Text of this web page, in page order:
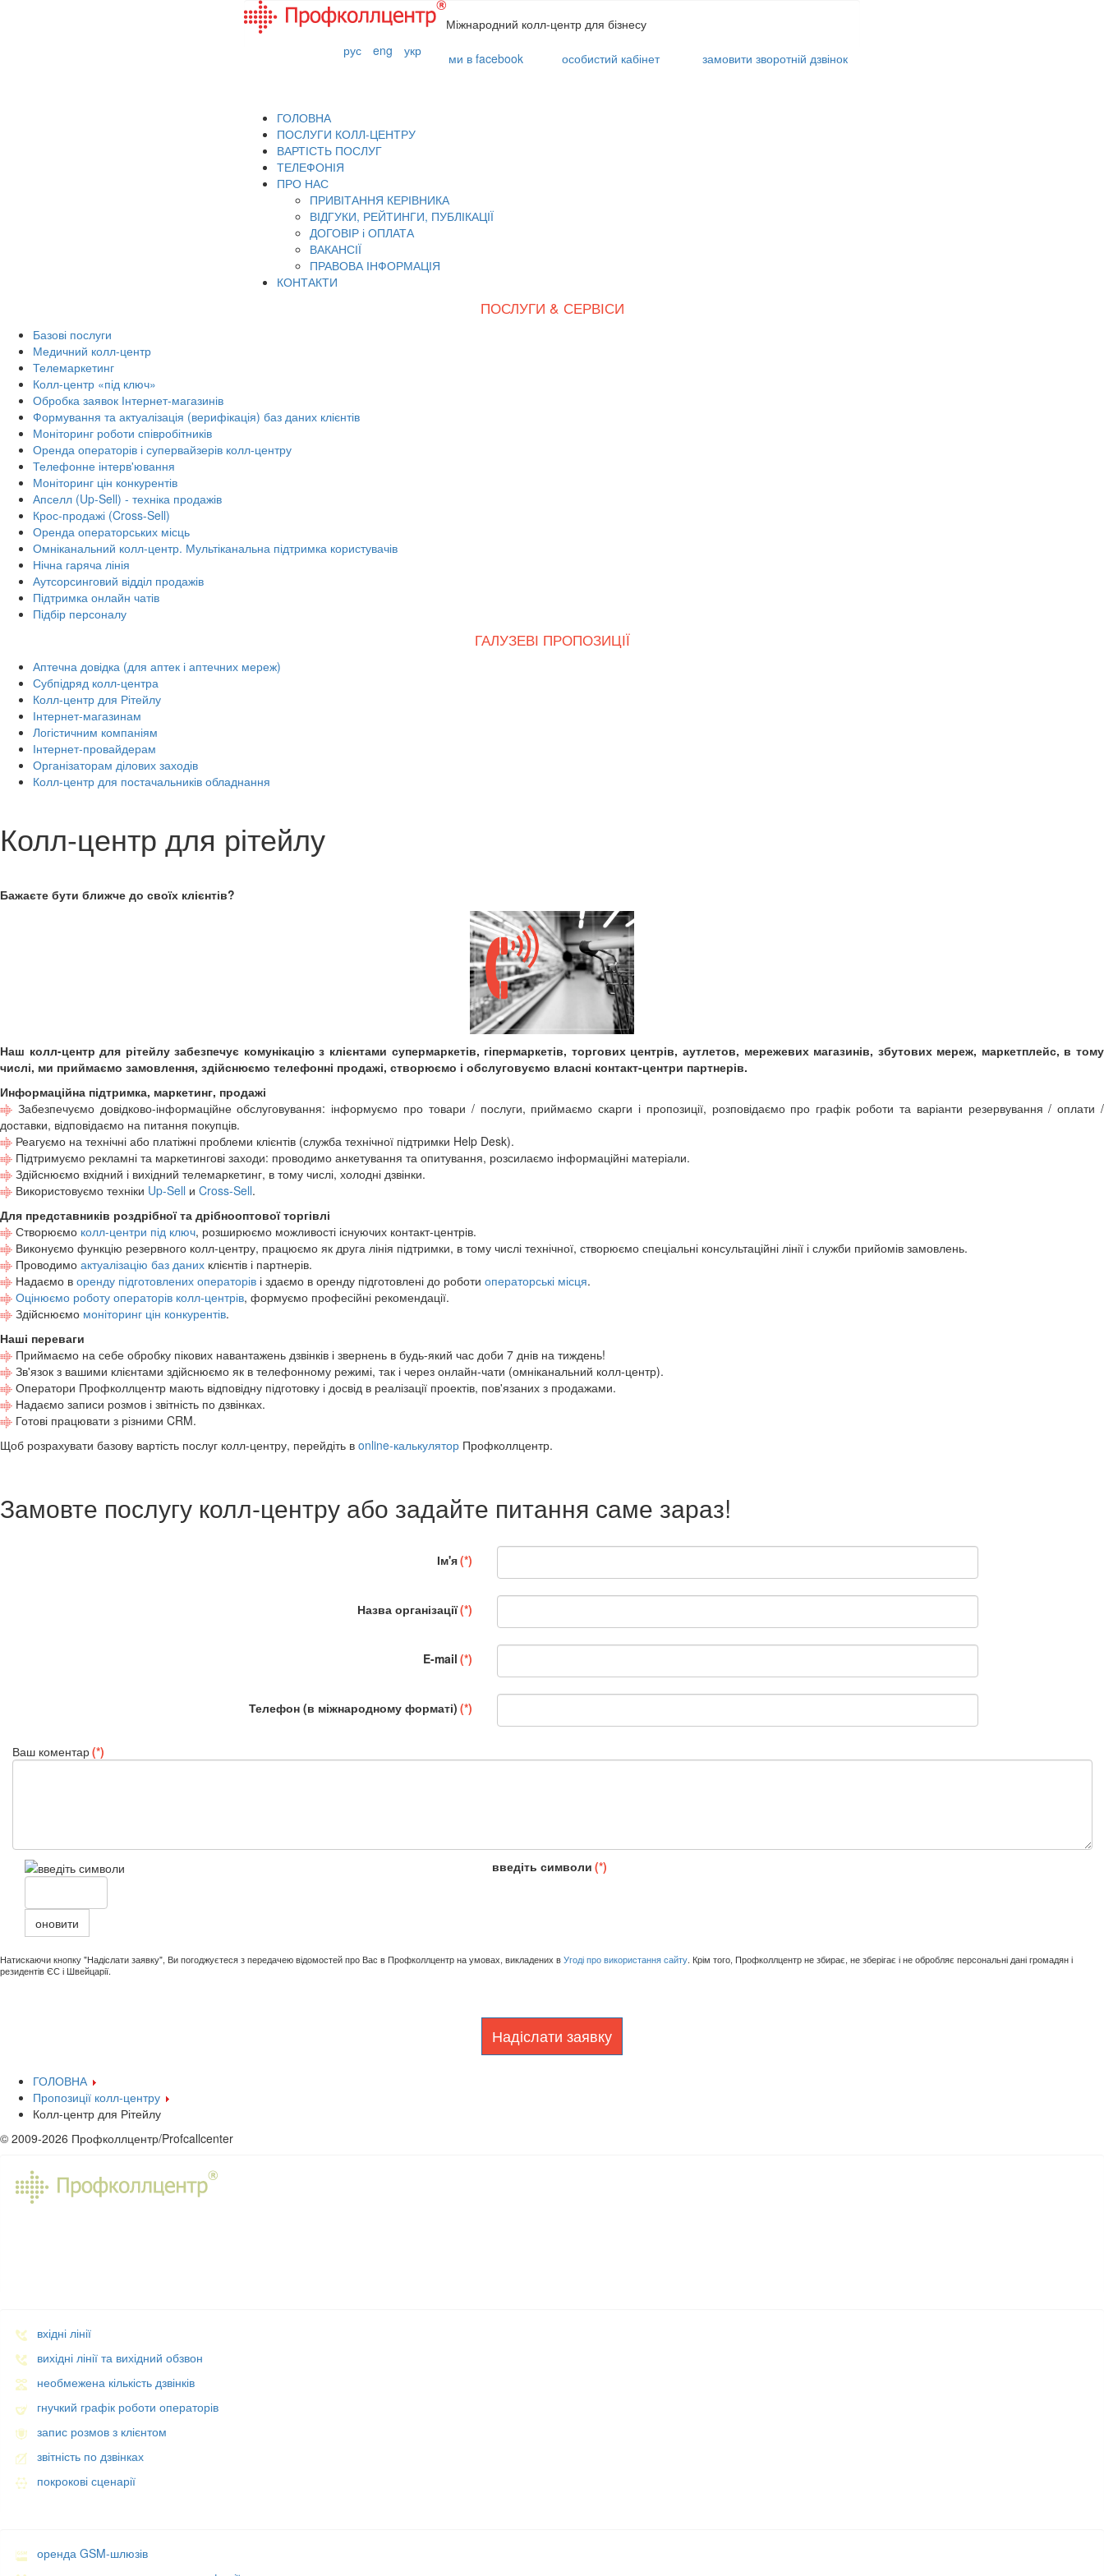
ми в facebook особистий кабінет замовити зворотній дзвінок
рус eng укр
Міжнародний колл-центр для бізнесу
ГОЛОВНА
ПОСЛУГИ КОЛЛ-ЦЕНТРУ
ВАРТІСТЬ ПОСЛУГ
ТЕЛЕФОНІЯ
ПРО НАС
ПРИВІТАННЯ КЕРІВНИКА
ВІДГУКИ, РЕЙТИНГИ, ПУБЛІКАЦІЇ
ДОГОВІР і ОПЛАТА
ВАКАНСІЇ
ПРАВОВА ІНФОРМАЦІЯ
КОНТАКТИ
ПОСЛУГИ & СЕРВІСИ
Базові послуги
Медичний колл-центр
Телемаркетинг
Колл-центр «під ключ»
Обробка заявок Інтернет-магазинів
Формування та актуалізація (верифікація) баз даних клієнтів
Моніторинг роботи співробітників
Оренда операторів і супервайзерів колл-центру
Телефонне інтерв'ювання
Моніторинг цін конкурентів
Апселл (Up-Sell) - техніка продажів
Крос-продажі (Cross-Sell)
Оренда операторських місць
Омніканальний колл-центр. Мультіканальна підтримка користувачів
Нічна гаряча лінія
Аутсорсинговий відділ продажів
Підтримка онлайн чатів
Підбір персоналу
ГАЛУЗЕВІ ПРОПОЗИЦІЇ
Аптечна довідка (для аптек і аптечних мереж)
Субпідряд колл-центра
Колл-центр для Рітейлу
Інтернет-магазинам
Логістичним компаніям
Інтернет-провайдерам
Організаторам ділових заходів
Колл-центр для постачальників обладнання
Колл-центр для рітейлу
Бажаєте бути ближче до своїх клієнтів?
Наш колл-центр для рітейлу забезпечує комунікацію з клієнтами супермаркетів, гіпермаркетів, торгових центрів, аутлетов, мережевих магазинів, збутових мереж, маркетплейс, в тому
числі, ми приймаємо замовлення, здійснюємо телефонні продажі, створюємо і обслуговуємо власні контакт-центри партнерів.
Информаційна підтримка, маркетинг, продажі
Забезпечуємо довідково-інформаційне обслуговування: інформуємо про товари / послуги, приймаємо скарги і пропозиції, розповідаємо про графік роботи та варіанти резервування / оплати /
доставки, відповідаємо на питання покупців.
Реагуємо на технічні або платіжні проблеми клієнтів (служба технічної підтримки Help Desk).
Підтримуємо рекламні та маркетингові заходи: проводимо анкетування та опитування, розсилаємо інформаційні матеріали.
Здійснюємо вхідний і вихідний телемаркетинг, в тому числі, холодні дзвінки.
Використовуємо техніки Up-Sell и Cross-Sell.
Для представників роздрібної та дрібнооптової торгівлі
Створюємо колл-центри під ключ, розширюємо можливості існуючих контакт-центрів.
Виконуємо функцію резервного колл-центру, працюємо як друга лінія підтримки, в тому числі технічної, створюємо спеціальні консультаційні лінії і служби прийомів замовлень.
Проводимо актуалізацію баз даних клієнтів і партнерів.
Надаємо в оренду підготовлених операторів і здаємо в оренду підготовлені до роботи операторські місця.
Оцінюємо роботу операторів колл-центрів, формуємо професійні рекомендації.
Здійснюємо моніторинг цін конкурентів.
Наші переваги
Приймаємо на себе обробку пікових навантажень дзвінків і звернень в будь-який час доби 7 днів на тиждень!
Зв'язок з вашими клієнтами здійснюємо як в телефонному режимі, так і через онлайн-чати (омніканальний колл-центр).
Оператори Профколлцентр мають відповідну підготовку і досвід в реалізації проектів, пов'язаних з продажами.
Надаємо записи розмов і звітність по дзвінках.
Готові працювати з різними CRM.
Щоб розрахувати базову вартість послуг колл-центру, перейдіть в online-калькулятор Профколлцентр.
Замовте послугу колл-центру або задайте питання саме зараз!
Ім'я(*)
Назва організації(*)
E-mail (*)
Телефон (в міжнародному форматі) (*)
Ваш коментар(*)
введіть символи (*)
оновити
Натискаючи кнопку "Надіслати заявку", Ви погоджуєтеся з передачею відомостей про Вас в Профколлцентр на умовах, викладених вУгоді про використання сайту. Крім того, Профколлцентр не збирає, не зберігає і не обробляє персональні дані громадян і
резидентів ЄС і Швейцарії.
Надіслати заявку
ГОЛОВНА
Пропозиції колл-центру
Колл-центр для Рітейлу
© 2009-2026 Профколлцентр/Profcallcenter
вхідні лінії
вихідні лінії та вихідний обзвон
необмежена кількість дзвінків
гнучкий графік роботи операторів
запис розмов з клієнтом
звітність по дзвінках
покрокові сценарії
оренда GSM-шлюзів